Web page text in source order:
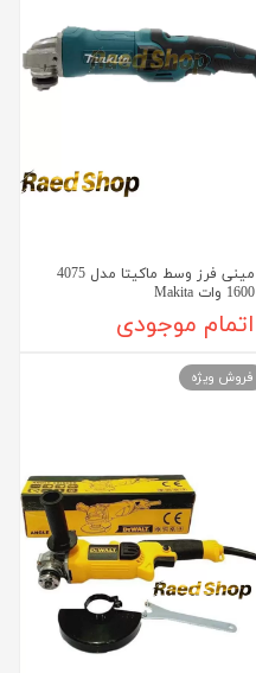
مینی فرز وسط ماکیتا مدل 4075
1600 وات Makita
اتمام موجودی
فروش ویژه